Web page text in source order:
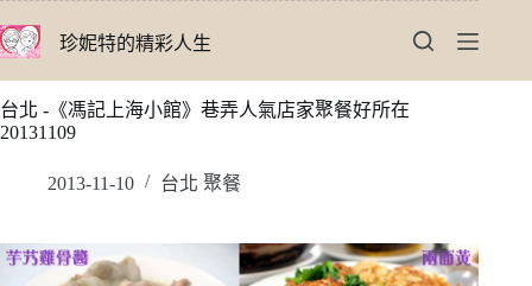
至
要
內
珍妮特的精彩人生
台北 -《馮記上海小館》巷弄人氣店家聚餐好所在
20131109
2013-11-10 台北 聚餐